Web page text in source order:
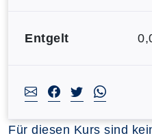
Entgelt
Für diesen Kurs sind